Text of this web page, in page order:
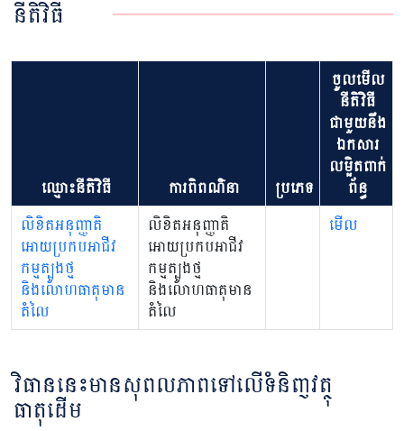
នីតិវិធី
ឈ្មោះនីតិវិធី ការពិពណ៌នា ប្រភេទ
ចូលមើល
នីតិវិធី
ជាមួយនឹង
ឯកសារ
លម្អិតពាក់
ព័ន្ធ
លិខិតអនុញ្ញាតិ
អោយប្រកបអាជីវ
កម្មត្បូងថ្ម
និងលោហធាតុមាន
តំលៃ
លិខិតអនុញ្ញាតិ
អោយប្រកបអាជីវ
កម្មត្បូងថ្ម
និងលោហធាតុមាន
តំលៃ
មើល
វិធាននេះមានសុពលភាពទៅលើទំនិញវត្ថុ
ធាតុដើម